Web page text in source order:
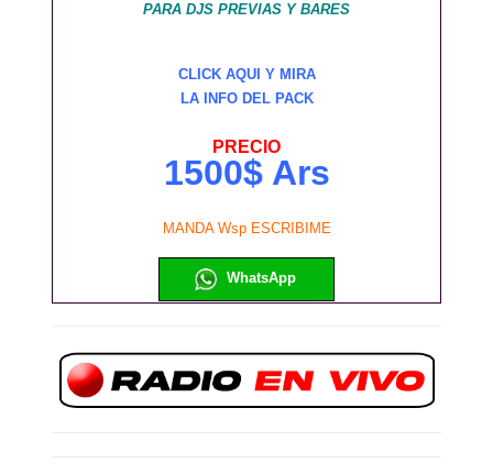
PARA DJS PREVIAS Y BARES
CLICK AQUI Y MIRA
LA INFO DEL PACK
PRECIO
1500$ Ars
MANDA Wsp ESCRIBIME
WhatsApp